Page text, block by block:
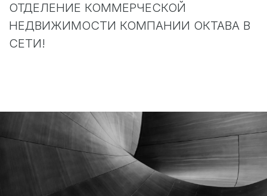
ОТДЕЛЕНИЕ КОММЕРЧЕСКОЙ
НЕДВИЖИМОСТИ КОМПАНИИ ОКТАВА В
СЕТИ!